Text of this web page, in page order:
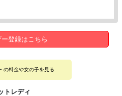
登録はこちら
の料金や女の子を見る
トレディ